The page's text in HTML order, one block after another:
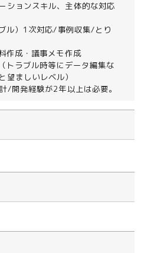
ションスキル、主体的な対応
ル）1次対応/事例収集/とり
作成・議事メモ作成
トラブル時等にデータ編集な
望ましいレベル）
/開発経験が2年以上は必要。